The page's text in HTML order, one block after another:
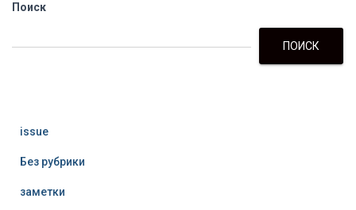
Поиск
ПОИСК
issue
Без рубрики
заметки